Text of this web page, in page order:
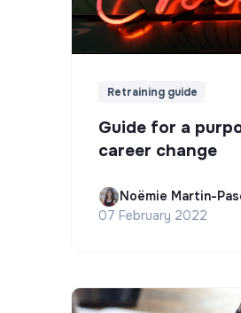
Retraining guide
Guide for a
career change
Noëmie Martin-
07 February 2022